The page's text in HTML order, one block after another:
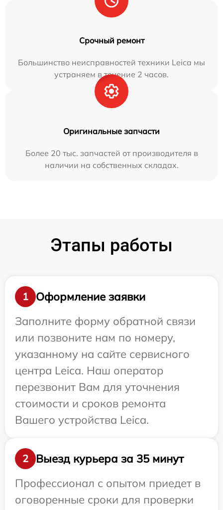
Срочный ремонт
Большинство неисправностей техники Leica мы
устраняем в течение 2 часов.
Оригинальные запчасти
Более 20 тыс. запчастей от производителя в
наличии на собственных складах.
Этапы работы
1
Оформление заявки
Заполните форму обратной связи
или позвоните нам по номеру,
указанному на сайте сервисного
центра Leica. Наш оператор
перезвонит Вам для уточнения
стоимости и сроков ремонта
Вашего устройства Leica.
2
Выезд курьера за 35 минут
Профессионал с опытом приедет в
оговоренные сроки для проверки